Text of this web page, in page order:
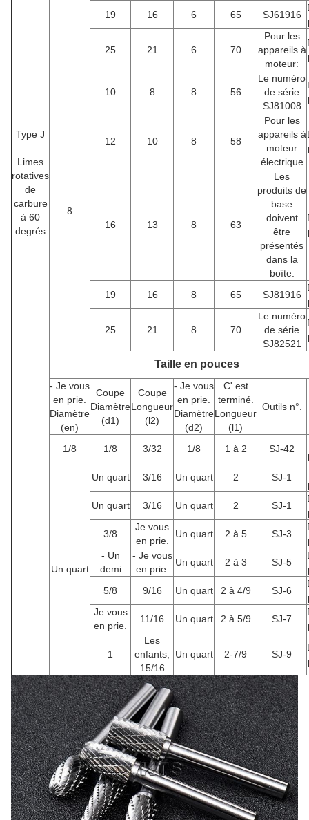
Type J
Limes
rotatives
de
carbure
à 60
degrés
19
16 6 65 SJ61916
25 21 6 70
Pour les
appareils à
moteur:
8
10 8 8 56
Le numéro
de série
SJ81008
12 10 8 58
Pour les
appareils à
moteur
électrique
16 13 8 63
Les
produits de
base
doivent
être
présentés
dans la
boîte.
19 16 8 65 SJ81916
25 21 8 70
Le numéro
de série
SJ82521
Taille en pouces
- Je vous
en prie.
Diamètre
(en)
Coupe
Diamètre
(d1)
Coupe
Longueur
(l2)
- Je vous
en prie.
Diamètre
(d2)
C' est
terminé.
Longueur
(l1)
Outils n°.
1/8 1/8 3/32 1/8 1 à 2 SJ-42
Un quart
Un quart 3/16 Un quart 2 SJ-1
Un quart
3/16 Un quart 2 SJ-1
3/8
Je vous
en prie.
Un quart 2 à 5 SJ-3
- Un
demi
- Je vous
en prie.
Un quart 2 à 3 SJ-5
5/8
9/16 Un quart 2 à 4/9 SJ-6
Je vous
en prie.
11/16 Un quart 2 à 5/9 SJ-7
1
Les
enfants,
15/16
Un quart 2-7/9 SJ-9